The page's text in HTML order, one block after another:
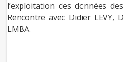
l’exploitation des données
Rencontre avec Didier LEVY,
LMBA.